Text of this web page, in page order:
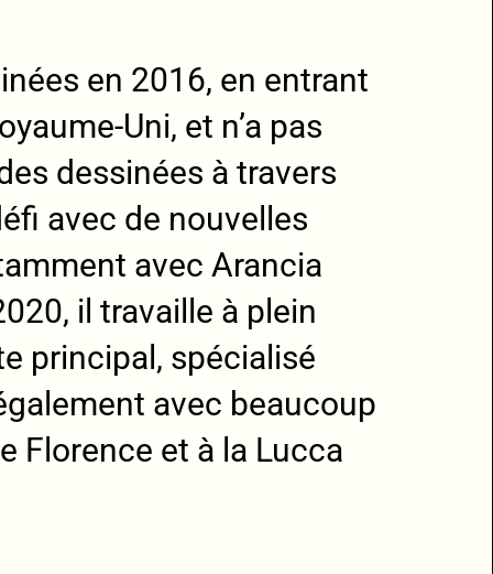
en 2016, en entrant
Uni, et n’a pas
dessinées à travers
avec de nouvelles
avec Arancia
il travaille à plein
principal, spécialisé
avec beaucoup
Florence et à la Lucca